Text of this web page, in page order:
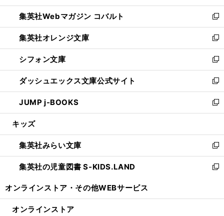
開
く
ウ
で
開
く
ン
ド
ウ
で
開
く
ウ
ィ
ン
ド
ウ
で
開
く
集英社Webマガジン コバルト
新
し
い
ウ
ィ
ン
ド
ウ
で
開
集英社オレンジ文庫
新
し
い
ウ
ィ
ン
ド
ウ
開
く
シフォン文庫
新
し
い
ウ
ィ
ン
ウ
で
開
く
ダッシュエックス文庫公式サイト
新
し
い
ウ
ン
ド
ウ
で
JUMP j-BOOKS
新
し
ウ
ィ
ン
ド
開
キッズ
集英社みらい文庫
新
し
い
ン
集英社の児童図書 S-KIDS.LAND
新
ウ
オンラインストア・ その他WEBサービス
オンラインストア